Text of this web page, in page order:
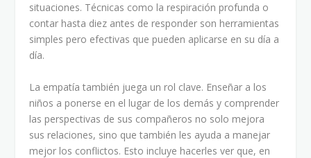
situaciones. Técnicas como la respiración profunda o
contar hasta diez antes de responder son herramientas
simples pero efectivas que pueden aplicarse en su día a
día.
La empatía también juega un rol clave. Enseñar a los
niños a ponerse en el lugar de los demás y comprender
las perspectivas de sus compañeros no solo mejora
sus relaciones, sino que también les ayuda a manejar
mejor los conflictos. Esto incluye hacerles ver que, en